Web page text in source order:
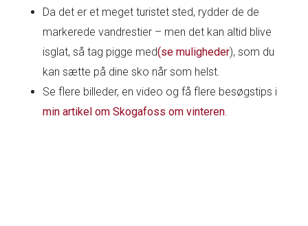
Da det er et meget turistet sted, rydder de de
markerede vandrestier – men det kan altid blive
isglat, så tag pigge med(se muligheder), som du
kan sætte på dine sko når som helst.
Se flere billeder, en video og få flere besøgstips i
min artikel om Skogafoss om vinteren.